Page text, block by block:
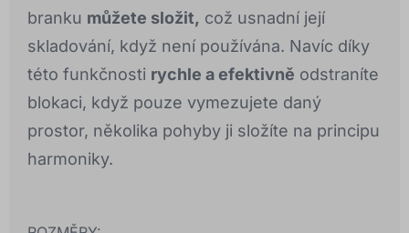
branku můžete složit, což usnadní její
skladování, když není používána. Navíc díky
této funkčnosti rychle a efektivně odstraníte
blokaci, když pouze vymezujete daný
prostor, několika pohyby ji složíte na principu
harmoniky.